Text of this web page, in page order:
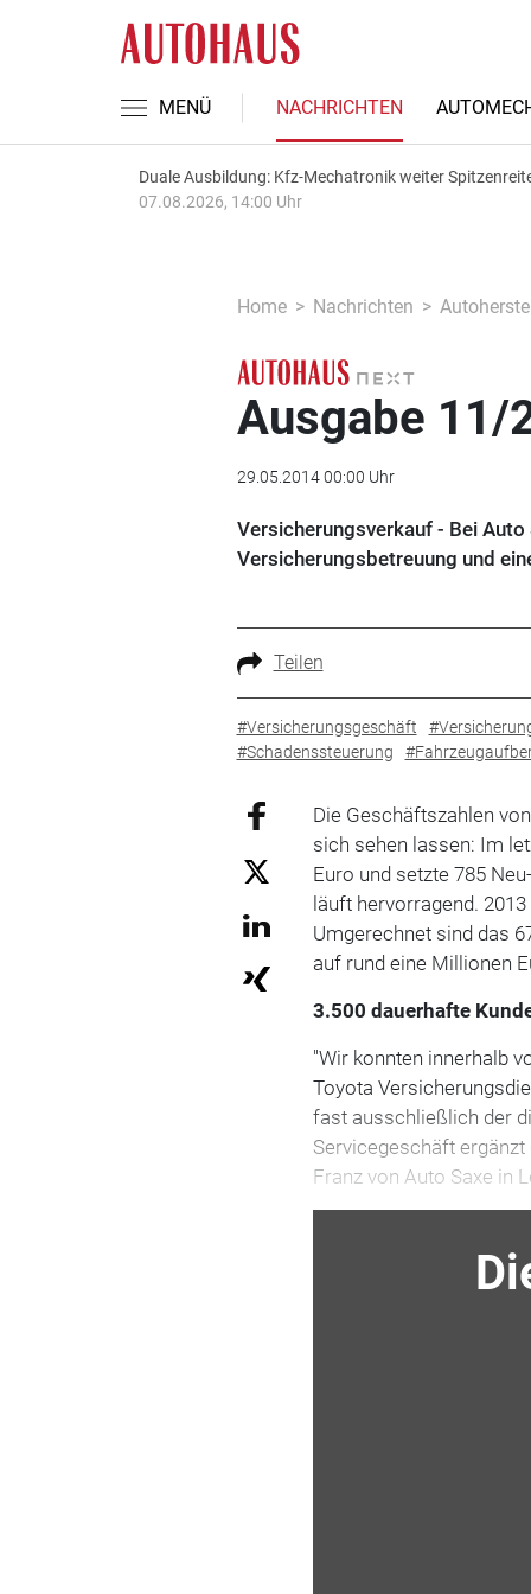
MENÜ NACHRICHTEN
Duale Ausbildung: Kfz-Mechatronik weiter
07.08.2026, 14:00 Uhr
Home Nachrichten
Ausgabe 11/
29.05.2014 00:00 Uhr
Versicherungsverkauf - Bei
Versicherungsbetreuung und
Teilen
#Versicherungsgeschäft
#Schadenssteuerung
Die Geschäftszahlen
sich sehen lassen: Im
Euro und setzte 785
läuft hervorragend.
Umgerechnet sind das
auf rund eine Millionen
3.500 dauerhafte
"Wir konnten innerhalb
Toyota
fast ausschließlich der
Servicegeschäft
Franz von Auto Saxe in